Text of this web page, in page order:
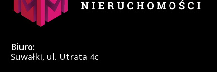
Biuro:
Suwałki, ul. Utrata 4c